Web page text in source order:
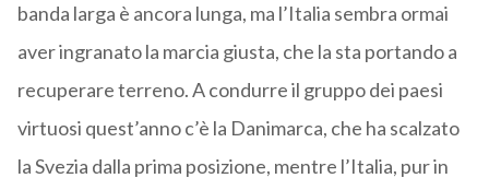
banda larga è ancora lunga, ma l’Italia sembra ormai
aver ingranato la marcia giusta, che la sta portando a
recuperare terreno. A condurre il gruppo dei paesi
virtuosi quest’anno c’è la Danimarca, che ha scalzato
la Svezia dalla prima posizione, mentre l’Italia, pur in